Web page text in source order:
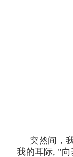
突然间，我
我的耳际, "